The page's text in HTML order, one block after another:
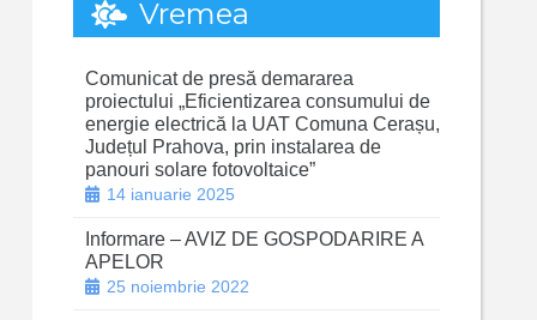
Vremea
Comunicat de presă demararea
proiectului „Eficientizarea consumului de
energie electrică la UAT Comuna Cerașu,
Județul Prahova, prin instalarea de
panouri solare fotovoltaice”
14 ianuarie 2025
Informare – AVIZ DE GOSPODARIRE A
APELOR
25 noiembrie 2022